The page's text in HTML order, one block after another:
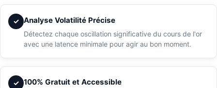
✓ Analyse Volatilité Précise
Détectez chaque oscillation significative du cours de l'or
avec une latence minimale pour agir au bon moment.
✓ 100% Gratuit et Accessible